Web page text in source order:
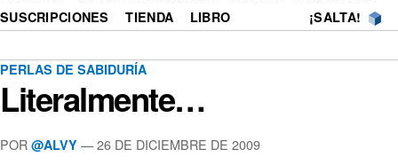
SUSCRIPCIONES
TIENDA LIBRO ¡SALTA!
PERLAS DE SABIDURÍA
Literalmente…
POR @ALVY —26 DE DICIEMBRE DE 2009